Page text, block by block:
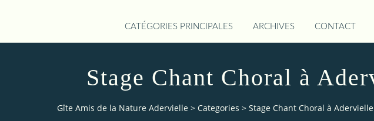
CATÉGORIES PRINCIPALES ARCHIVES CONTACT
Stage Chant Choral à
Gîte Amis de la Nature Adervielle > Categories > Stage Chant Choral à